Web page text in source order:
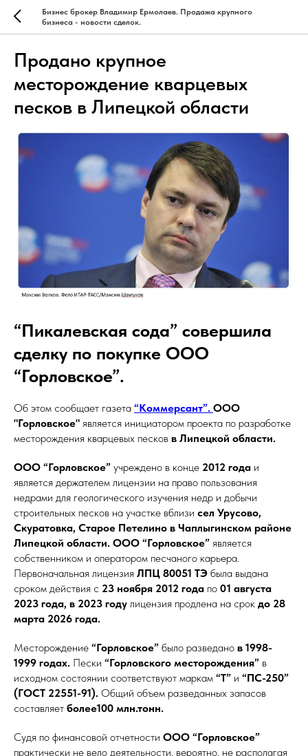
Бизнес брокер Владимир Ермолаев. Продажа крупного
бизнеса - новости сделок.
Продано крупное
месторождение кварцевых
песков в Липецкой области
“Пикалевская сода” совершила
сделку по покупке ООО
“Горловское”.
Об этом сообщает газета “Коммерсант”. ООО
"Горловское" является инициатором проекта по разработке
месторождения кварцевых песков в Липецкой области.
ООО “Горловское” учреждено в конце 2012 года и
является держателем лицензии на право пользования
недрами для геологического изучения недр и добычи
строительных песков на участке вблизи сел Урусово,
Скуратовка, Старое Петелино в Чаплыгинском районе
Липецкой области. ООО “Горловское” является
собственником и оператором песчаного карьера.
Первоначальная лицензия ЛПЦ 80051 ТЭ была выдана
сроком действия с 23 ноября 2012 года по 01 августа
2023 года, в 2023 году лицензия продлена на срок до 28
марта 2026 года.
Месторождение “Горловское” было разведано в 1998-
1999 годах. Пески “Горловского месторождения” в
исходном состоянии соответствуют маркам “Т” и “ПС-250”
(ГОСТ 22551-91). Общий объем разведанных запасов
составляет более100 млн.тонн.
Cудя по финансовой отчетности ООО “Горловское”
практически не вело деятельности, вероятно, не располагая